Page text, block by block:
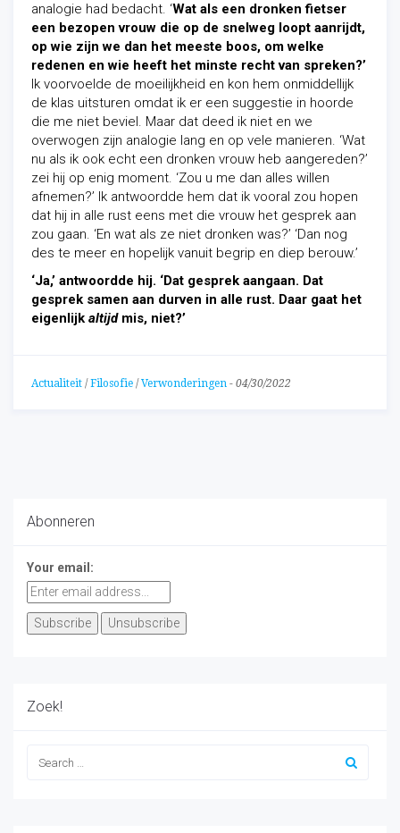
analogie had bedacht. ‘Wat als een dronken fietser
een bezopen vrouw die op de snelweg loopt aanrijdt,
op wie zijn we dan het meeste boos, om welke
redenen en wie heeft het minste recht van spreken?’
Ik voorvoelde de moeilijkheid en kon hem onmiddellijk
de klas uitsturen omdat ik er een suggestie in hoorde
die me niet beviel. Maar dat deed ik niet en we
overwogen zijn analogie lang en op vele manieren. ‘Wat
nu als ik ook echt een dronken vrouw heb aangereden?’
zei hij op enig moment. ‘Zou u me dan alles willen
afnemen?’ Ik antwoordde hem dat ik vooral zou hopen
dat hij in alle rust eens met die vrouw het gesprek aan
zou gaan. ‘En wat als ze niet dronken was?’ ‘Dan nog
des te meer en hopelijk vanuit begrip en diep berouw.’
‘Ja,’ antwoordde hij. ‘Dat gesprek aangaan. Dat
gesprek samen aan durven in alle rust. Daar gaat het
eigenlijk altijdmis, niet?’
Actualiteit / Filosofie / Verwonderingen - 04/30/2022
Abonneren
Your email:
Zoek!